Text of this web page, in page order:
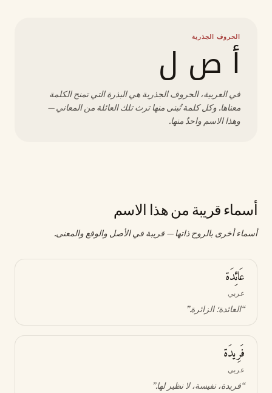
الحروف الجذرية
أ ص ل
في العربية، الحروف الجذرية هي البذرة التي تمنح الكلمة
معناها. وكل كلمة تُبنى منها ترث تلك العائلة من المعاني —
وهذا الاسم واحدٌ منها.
أسماء قريبة من هذا الاسم
أسماء أخرى بالروح ذاتها — قريبة في الأصل والوقع والمعنى.
عَائِدَة
عربي
“العائدة؛ الزائرة.”
فَرِيدَة
عربي
“فريدة، نفيسة، لا نظير لها.”